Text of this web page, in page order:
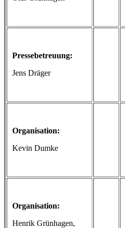
Pressebetreuung:
Jens Dräger
Organisation:
Kevin Dumke
Organisation:
Henrik Grünhagen,